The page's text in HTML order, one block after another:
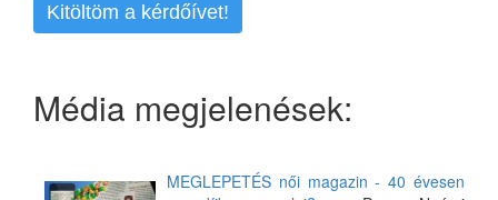
Kitöltöm a kérdőívet!
Média megjelenések:
MEGLEPETÉS női magazin - 40 évesen